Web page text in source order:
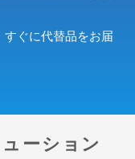
すぐに代替品をお届
ーション